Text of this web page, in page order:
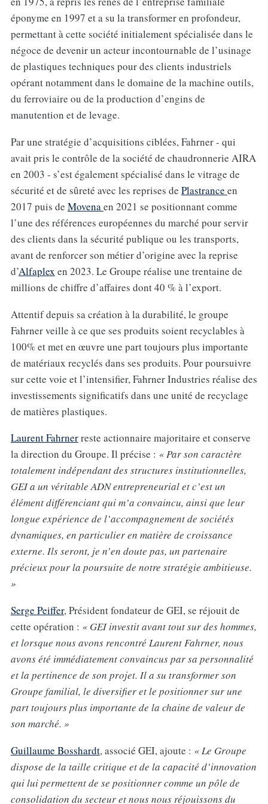
éponyme en 1997 et a su la transformer en profondeur,
permettant à cette société initialement spécialisée dans le
négoce de devenir un acteur incontournable de l’usinage
de plastiques techniques pour des clients industriels
opérant notamment dans le domaine de la machine outils,
du ferroviaire ou de la production d’engins de
manutention et de levage.
Par une stratégie d’acquisitions ciblées, Fahrner - qui
avait pris le contrôle de la société de chaudronnerie AIRA
en 2003 - s’est également spécialisé dans le vitrage de
sécurité et de sûreté avec les reprises de Plastrance en
2017 puis de Movenaen 2021 se positionnant comme
l’une des références européennes du marché pour servir
des clients dans la sécurité publique ou les transports,
avant de renforcer son métier d’origine avec la reprise
d’Alfaplex en 2023. Le Groupe réalise une trentaine de
millions de chiffre d’affaires dont 40 % à l’export.
Attentif depuis sa création à la durabilité, le groupe
Fahrner veille à ce que ses produits soient recyclables à
100% et met en œuvre une part toujours plus importante
de matériaux recyclés dans ses produits. Pour poursuivre
sur cette voie et l’intensifier, Fahrner Industries réalise des
investissements significatifs dans une unité de recyclage
de matières plastiques.
Laurent Fahrnerreste actionnaire majoritaire et conserve
la direction du Groupe. Il précise : « Par son caractère
totalement indépendant des structures institutionnelles,
GEI a un véritable ADN entrepreneurial et c’est un
élément différenciant qui m’a convaincu, ainsi que leur
longue expérience de l’accompagnement de sociétés
dynamiques, en particulier en matière de croissance
externe. Ils seront, je n’en doute pas, un partenaire
précieux pour la poursuite de notre stratégie ambitieuse.
»
Serge Peiffer, Président fondateur de GEI, se réjouit de
cette opération : « GEI investit avant tout sur des hommes,
et lorsque nous avons rencontré Laurent Fahrner, nous
avons été immédiatement convaincus par sa personnalité
et la pertinence de son projet. Il a su transformer son
Groupe familial, le diversifier et le positionner sur une
part toujours plus importante de la chaine de valeur de
son marché. »
Guillaume Bosshardt, associé GEI, ajoute : « Le Groupe
dispose de la taille critique et de la capacité d’innovation
qui lui permettent de se positionner comme un pôle de
consolidation du secteur et nous nous réjouissons du